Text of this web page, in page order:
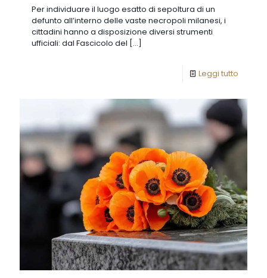
Per individuare il luogo esatto di sepoltura di un
defunto all’interno delle vaste necropoli milanesi, i
cittadini hanno a disposizione diversi strumenti
ufficiali: dal Fascicolo del […]
Leggi tutto